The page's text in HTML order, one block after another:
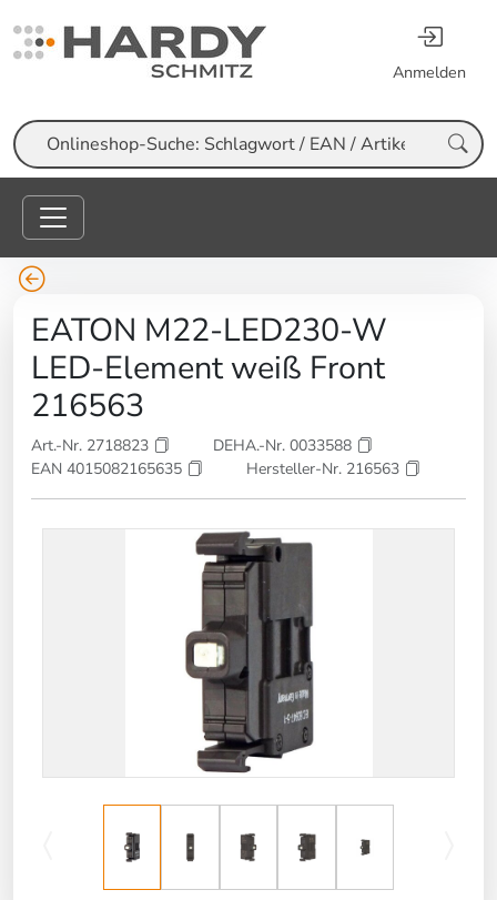
Anmelden
Suche
EATON M22-LED230-W
LED-Element weiß Front
216563
Art.-Nr. 2718823
DEHA.-Nr. 0033588
EAN 4015082165635
Hersteller-Nr. 216563